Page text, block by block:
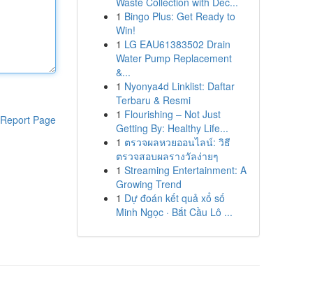
Report Page
1 Bingo Plus: Get Ready to
Win!
1 LG EAU61383502 Drain
Water Pump Replacement
&...
1 Nyonya4d Linklist: Daftar
Terbaru & Resmi
1 Flourishing – Not Just
Getting By: Healthy Life...
1 ตรวจผลหวยออนไลน์: วิธี
ตรวจสอบผลรางวัลง่ายๆ
1 Streaming Entertainment: A
Growing Trend
1 Dự đoán kết quả xổ số
Minh Ngọc · Bắt Cầu Lô ...